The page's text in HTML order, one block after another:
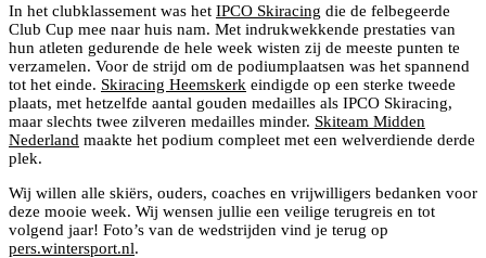
In het clubklassement was het IPCO Skiracing die de felbegeerde
Club Cup mee naar huis nam. Met indrukwekkende prestaties van
hun atleten gedurende de hele week wisten zij de meeste punten te
verzamelen. Voor de strijd om de podiumplaatsen was het spannend
tot het einde. Skiracing Heemskerk eindigde op een sterke tweede
plaats, met hetzelfde aantal gouden medailles als IPCO Skiracing,
maar slechts twee zilveren medailles minder. Skiteam Midden
Nederland maakte het podium compleet met een welverdiende derde
plek.
Wij willen alle skiërs, ouders, coaches en vrijwilligers bedanken voor
deze mooie week. Wij wensen jullie een veilige terugreis en tot
volgend jaar! Foto’s van de wedstrijden vind je terug op
pers.wintersport.nl.